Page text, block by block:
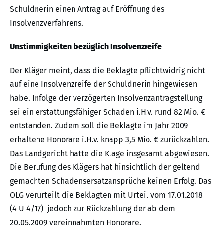
Schuldnerin einen Antrag auf Eröffnung des
Insolvenzverfahrens.
Unstimmigkeiten bezüglich Insolvenzreife
Der Kläger meint, dass die Beklagte pflichtwidrig nicht
auf eine Insolvenzreife der Schuldnerin hingewiesen
habe. Infolge der verzögerten Insolvenzantragstellung
sei ein erstattungsfähiger Schaden i.H.v. rund 82 Mio. €
entstanden. Zudem soll die Beklagte im Jahr 2009
erhaltene Honorare i.H.v. knapp 3,5 Mio. € zurückzahlen.
Das Landgericht hatte die Klage insgesamt abgewiesen.
Die Berufung des Klägers hat hinsichtlich der geltend
gemachten Schadensersatzansprüche keinen Erfolg. Das
OLG verurteilt die Beklagten mit Urteil vom 17.01.2018
(4 U 4/17) jedoch zur Rückzahlung der ab dem
20.05.2009 vereinnahmten Honorare.